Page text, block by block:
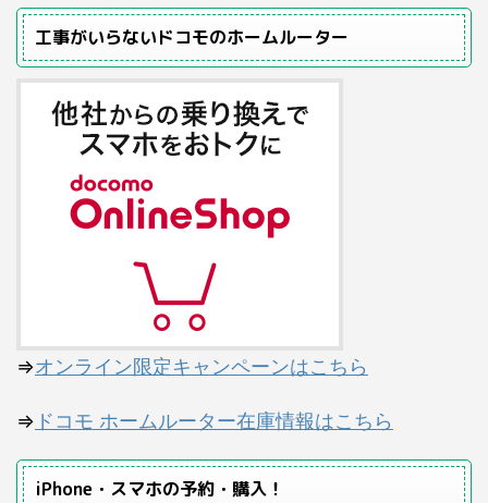
工事がいらないドコモのホームルーター
⇒オンライン限定キャンペーンはこちら
⇒ ドコモ ホームルーター在庫情報はこちら
iPhone・スマホの予約・購入！